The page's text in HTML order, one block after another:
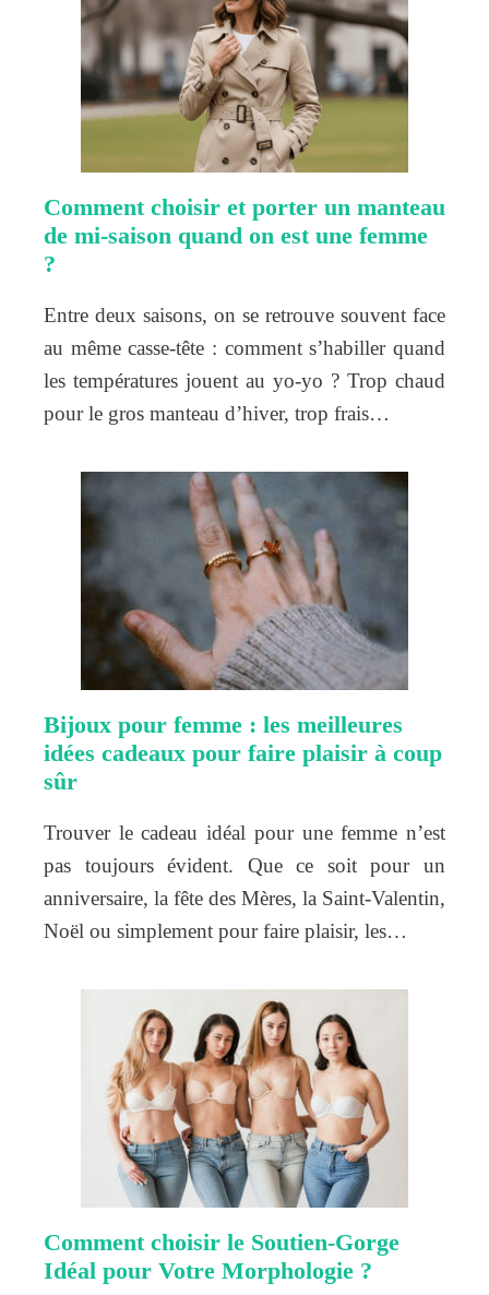
Comment choisir et porter un manteau
de mi-saison quand on est une femme
?
Entre deux saisons, on se retrouve souvent face
au même casse-tête : comment s’habiller quand
les températures jouent au yo-yo ? Trop chaud
pour le gros manteau d’hiver, trop frais…
Bijoux pour femme : les meilleures
idées cadeaux pour faire plaisir à coup
sûr
Trouver le cadeau idéal pour une femme n’est
pas toujours évident. Que ce soit pour un
anniversaire, la fête des Mères, la Saint-Valentin,
Noël ou simplement pour faire plaisir, les…
Comment choisir le Soutien-Gorge
Idéal pour Votre Morphologie ?